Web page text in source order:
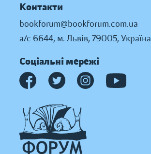
Контакти
bookforum@bookforum.com.ua
а/с 6644, м. Львів, 79005, Україна
Соціальні мережі